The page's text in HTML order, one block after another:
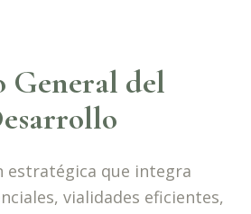
General del
estratégica que integra
vialidades eficientes,